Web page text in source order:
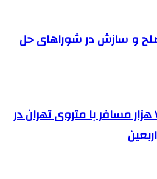
و سازش در شوراهای حل
جابجایی بیش از ۷۱۶ هزار مسافر با متروی تهران در